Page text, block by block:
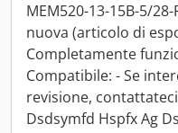
MEM520-13-15B-5/
nuova (articolo di
Completamente
Compatibile: - Se
revisione,
Dsdsymfd Hspfx Ag